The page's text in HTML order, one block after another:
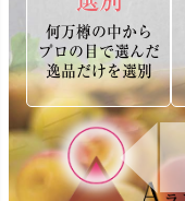
何万樽の中から
プロの目で選んだ
逸品だけを選別